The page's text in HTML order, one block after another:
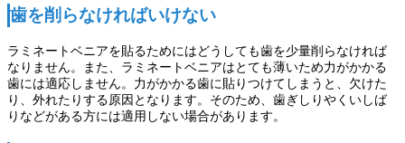
歯を削らなければいけない
ラミネートベニアを貼るためにはどうしても歯を少量削らなければ
なりません。また、ラミネートベニアはとても薄いため力がかかる
歯には適応しません。力がかかる歯に貼りつけてしまうと、欠けた
り、外れたりする原因となります。そのため、歯ぎしりやくいしば
りなどがある方には適用しない場合があります。